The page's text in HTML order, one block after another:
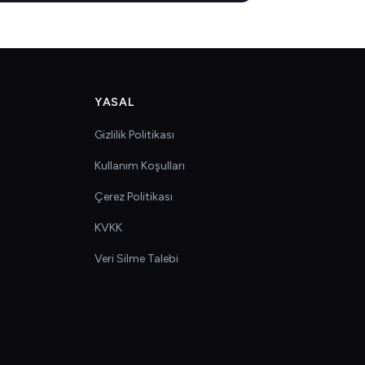
YASAL
Gizlilik Politikası
Kullanım Koşulları
Çerez Politikası
KVKK
Veri Silme Talebi